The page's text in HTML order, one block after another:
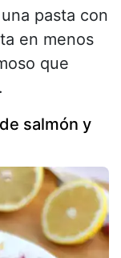
pasta con
en menos
que
salmón y